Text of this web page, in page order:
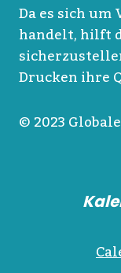
Da es sich
handelt, hilft
Drucken ihre
© 2023